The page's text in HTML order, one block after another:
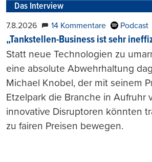
Das Interview
7.8.2026 14 Kommentare Podcast
„Tankstellen-Business ist sehr
Statt neue Technologien zu
eine absolute Abwehrhaltung
Michael Knobel, der mit seinem
Etzelpark die Branche in Aufruhr
innovative Disruptoren könnten
zu fairen Preisen bewegen.